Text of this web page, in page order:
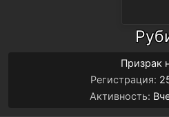
Призрак
Регистрация
Активность